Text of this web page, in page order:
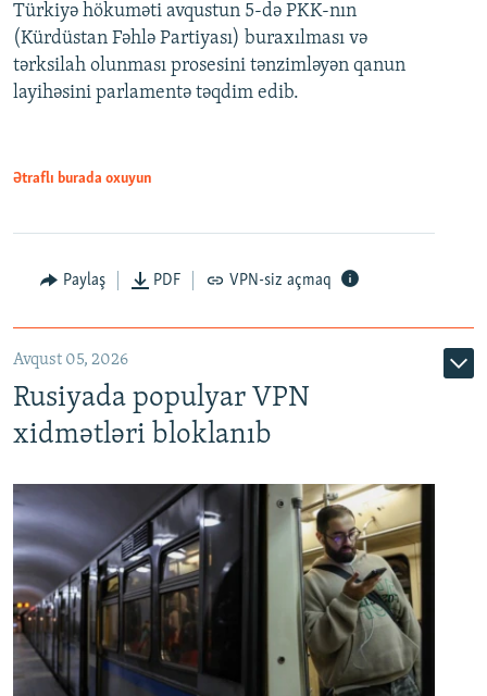
Auto 240p 360p 480p
720p 1080p
360p
480p
Türkiyə hökuməti avqustun 5-də PKK-nın
(Kürdüstan Fəhlə Partiyası) buraxılması və
tərksilah olunması prosesini tənzimləyən qanun
layihəsini parlamentə təqdim edib.
Ətraflı burada oxuyun
Paylaş PDF VPN-siz açmaq
Avqust 05, 2026
Rusiyada populyar VPN
xidmətləri bloklanıb